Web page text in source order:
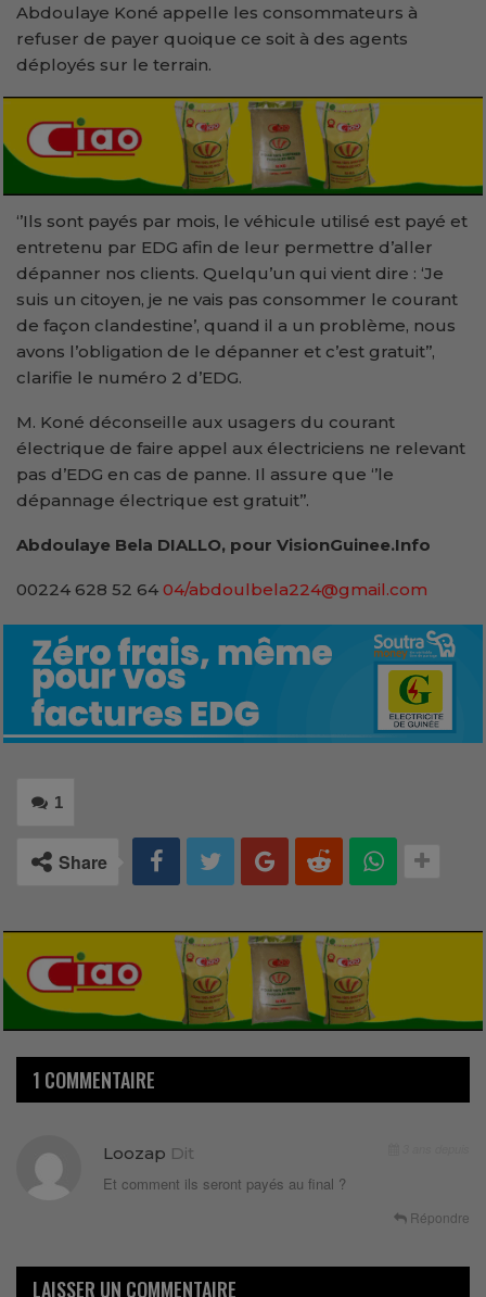
Abdoulaye Koné appelle les consommateurs à
refuser de payer quoique ce soit à des agents
déployés sur le terrain.
‘’Ils sont payés par mois, le véhicule utilisé est payé et
entretenu par EDG afin de leur permettre d’aller
dépanner nos clients. Quelqu’un qui vient dire : ‘Je
suis un citoyen, je ne vais pas consommer le courant
de façon clandestine’, quand il a un problème, nous
avons l’obligation de le dépanner et c’est gratuit’’,
clarifie le numéro 2 d’EDG.
M. Koné déconseille aux usagers du courant
électrique de faire appel aux électriciens ne relevant
pas d’EDG en cas de panne. Il assure que ‘’le
dépannage électrique est gratuit’’.
Abdoulaye Bela DIALLO, pour VisionGuinee.Info
00224 628 52 64 04/abdoulbela224@gmail.com
1
Share
1 COMMENTAIRE
Loozap Dit
Et comment ils seront payés au final ?
Répondre
LAISSER UN COMMENTAIRE